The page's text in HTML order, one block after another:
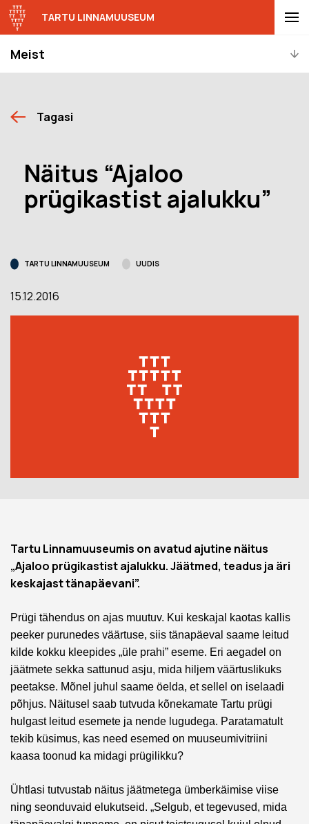
Meist
TARTU LINNAMUUSEUM
Tagasi
Näitus “Ajaloo
prügikastist ajalukku”
TARTU LINNAMUUSEUM UUDIS
15.12.2016
Tartu Linnamuuseumis on avatud ajutine näitus
„Ajaloo prügikastist ajalukku. Jäätmed, teadus ja äri
keskajast tänapäevani”.
Prügi tähendus on ajas muutuv. Kui keskajal kaotas kallis
peeker purunedes väärtuse, siis tänapäeval saame leitud
kilde kokku kleepides „üle prahi” eseme. Eri aegadel on
jäätmete sekka sattunud asju, mida hiljem väärtuslikuks
peetakse. Mõnel juhul saame öelda, et sellel on iselaadi
põhjus. Näitusel saab tutvuda kõnekamate Tartu prügi
hulgast leitud esemete ja nende lugudega. Paratamatult
tekib küsimus, kas need esemed on muuseumivitriini
kaasa toonud ka midagi prügilikku?
Ühtlasi tutvustab näitus jäätmetega ümberkäimise viise
ning seonduvaid elukutseid. „Selgub, et tegevused, mida